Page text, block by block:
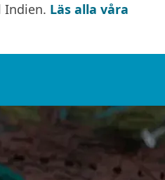
Indien. Läs alla våra